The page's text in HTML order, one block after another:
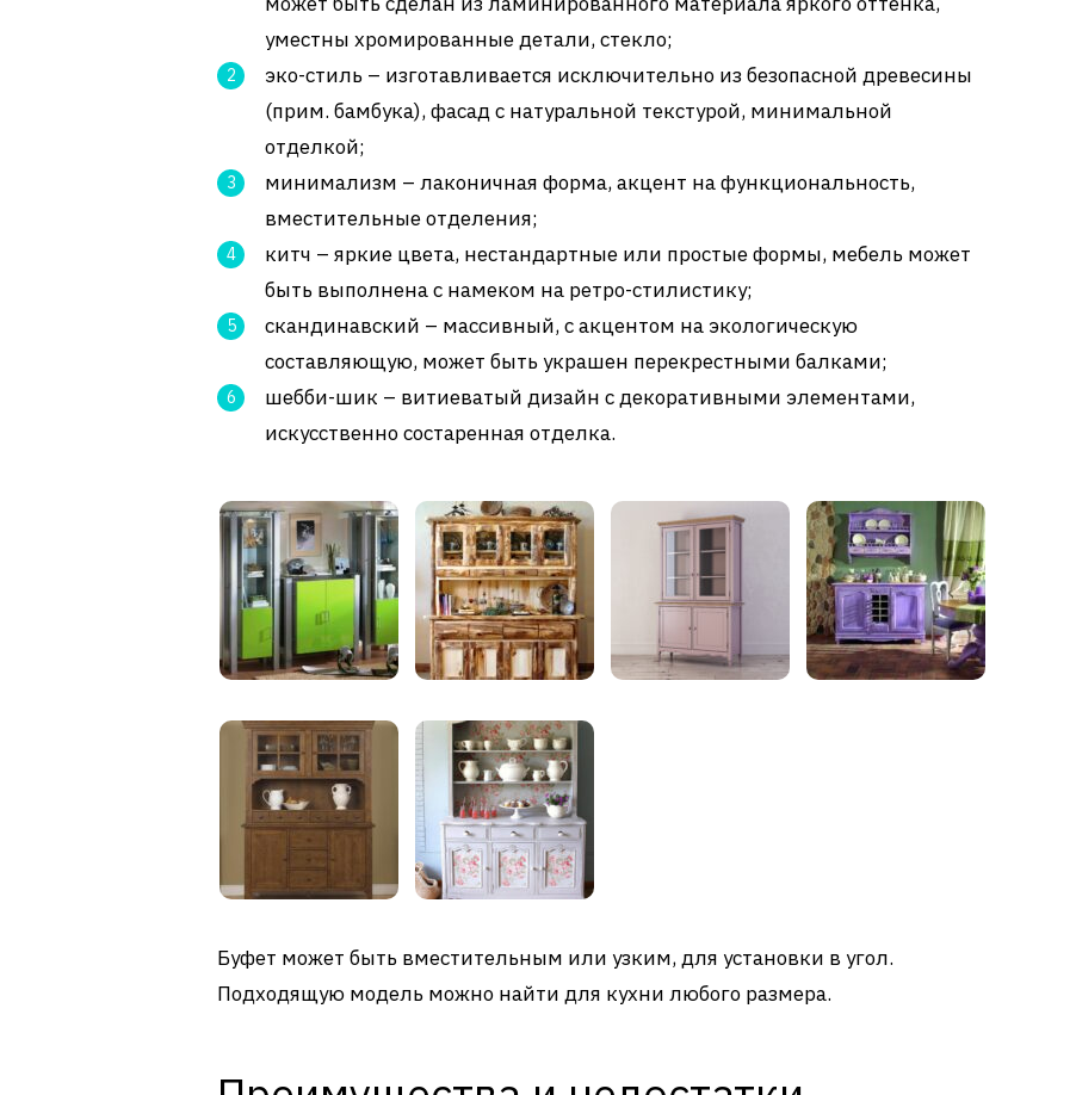
уместны хромированные детали, стекло;
эко-стиль – изготавливается исключительно из безопасной древесины
(прим. бамбука), фасад с натуральной текстурой, минимальной
отделкой;
минимализм – лаконичная форма, акцент на функциональность,
вместительные отделения;
китч – яркие цвета, нестандартные или простые формы, мебель может
быть выполнена с намеком на ретро-стилистику;
скандинавский – массивный, с акцентом на экологическую
составляющую, может быть украшен перекрестными балками;
шебби-шик – витиеватый дизайн с декоративными элементами,
искусственно состаренная отделка.
Буфет может быть вместительным или узким, для установки в угол.
Подходящую модель можно найти для кухни любого размера.